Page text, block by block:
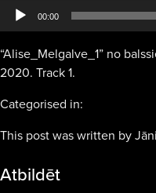
00:00
“Alise_Melgalve_1” no
2020. Track 1.
Categorised in:
This post was written by
Atbildēt